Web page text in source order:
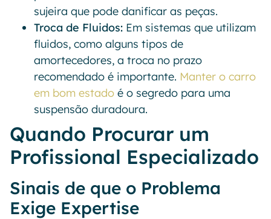
sujeira que pode danificar as peças.
Troca de Fluidos: Em sistemas que utilizam
fluidos, como alguns tipos de
amortecedores, a troca no prazo
recomendado é importante. Manter o carro
em bom estado é o segredo para uma
suspensão duradoura.
Quando Procurar um
Profissional Especializado
Sinais de que o Problema
Exige Expertise